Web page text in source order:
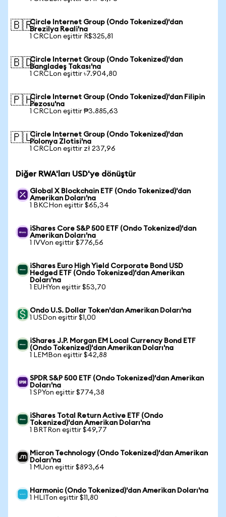
🇧🇷Circle Internet Group (Ondo Tokenized)'dan
Brezilya Reali'na
1 CRCLon eşittir R$325,81
🇧🇩Circle Internet Group (Ondo Tokenized)'dan
Bangladeş Takası'na
1 CRCLon eşittir ৳7.904,80
🇵🇭Circle Internet Group (Ondo Tokenized)'dan Filipin
Pezosu'na
1 CRCLon eşittir ₱3.885,63
🇵🇱Circle Internet Group (Ondo Tokenized)'dan
Polonya Zlotisi'na
1 CRCLon eşittir zł 237,96
Diğer RWA'ları USD'ye dönüştür
Global X Blockchain ETF (Ondo Tokenized)'dan
Amerikan Doları'na
1 BKCHon eşittir $65,34
iShares Core S&P 500 ETF (Ondo Tokenized)'dan
Amerikan Doları'na
1 IVVon eşittir $776,56
iShares Euro High Yield Corporate Bond USD
Hedged ETF (Ondo Tokenized)'dan Amerikan
Doları'na
1 EUHYon eşittir $53,70
Ondo U.S. Dollar Token'dan Amerikan Doları'na
1 USDon eşittir $1,00
iShares J.P. Morgan EM Local Currency Bond ETF
(Ondo Tokenized)'dan Amerikan Doları'na
1 LEMBon eşittir $42,88
SPDR S&P 500 ETF (Ondo Tokenized)'dan Amerikan
Doları'na
1 SPYon eşittir $774,38
iShares Total Return Active ETF (Ondo
Tokenized)'dan Amerikan Doları'na
1 BRTRon eşittir $49,77
Micron Technology (Ondo Tokenized)'dan Amerikan
Doları'na
1 MUon eşittir $893,64
Harmonic (Ondo Tokenized)'dan Amerikan Doları'na
1 HLITon eşittir $11,80